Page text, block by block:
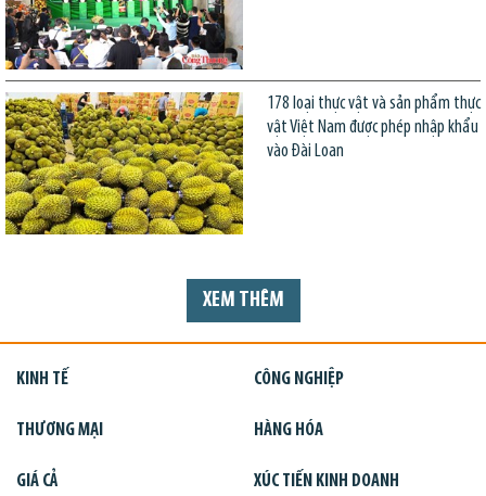
178 loại thực vật và sản phẩm thực
vật Việt Nam được phép nhập khẩu
vào Đài Loan
XEM THÊM
KINH TẾ CÔNG NGHIỆP
THƯƠNG MẠI HÀNG HÓA
GIÁ CẢ XÚC TIẾN KINH DOANH